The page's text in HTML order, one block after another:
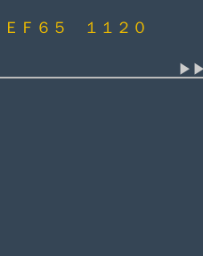
５ １１２０